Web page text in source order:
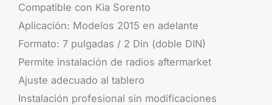
Compatible con Kia Sorento
Aplicación: Modelos 2015 en adelante
Formato: 7 pulgadas / 2 Din (doble DIN)
Permite instalación de radios aftermarket
Ajuste adecuado al tablero
Instalación profesional sin modificaciones